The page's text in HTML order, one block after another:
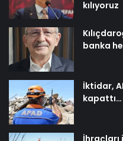
kılıyoruz
banka
İktidar,
kapattı…